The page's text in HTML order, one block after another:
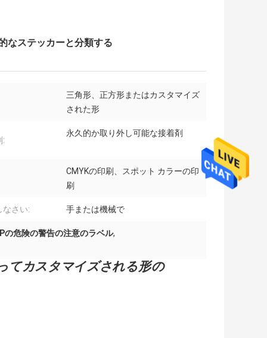
なステッカーと分類する
三角形、正方形またはカスタマイズ
された形
:
永久的か取り外し可能な接着剤
CMYKの印刷、スポット カラーの印
刷
なさい: 手または機械で
の危険の警告の注意のラベル,
てカスタマイズされる形の